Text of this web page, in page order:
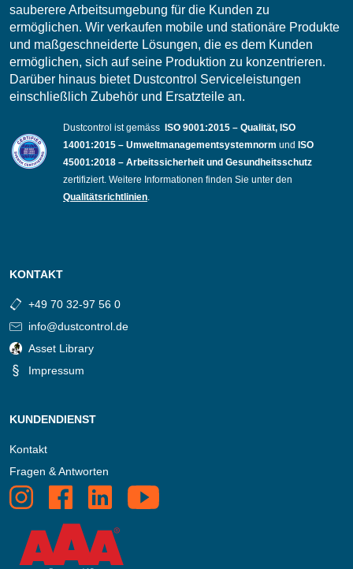
sauberere Arbeitsumgebung für die Kunden zu
ermöglichen. Wir verkaufen mobile und stationäre Produkte
und maßgeschneiderte Lösungen, die es dem Kunden
ermöglichen, sich auf seine Produktion zu konzentrieren.
Darüber hinaus bietet Dustcontrol Serviceleistungen
einschließlich Zubehör und Ersatzteile an.
Dustcontrol ist gemäss
ISO 9001:2015 – Qualität, ISO
14001:2015 – Umweltmanagementsystemnorm und ISO
45001:2018 – Arbeitssicherheit und Gesundheitsschutz
zertifiziert. Weitere Informationen finden Sie unter den
Qualitätsrichtlinien.
KONTAKT
+49 70 32-97 56 0
info@dustcontrol.de
Asset Library
Impressum
KUNDENDIENST
Kontakt
Fragen & Antworten